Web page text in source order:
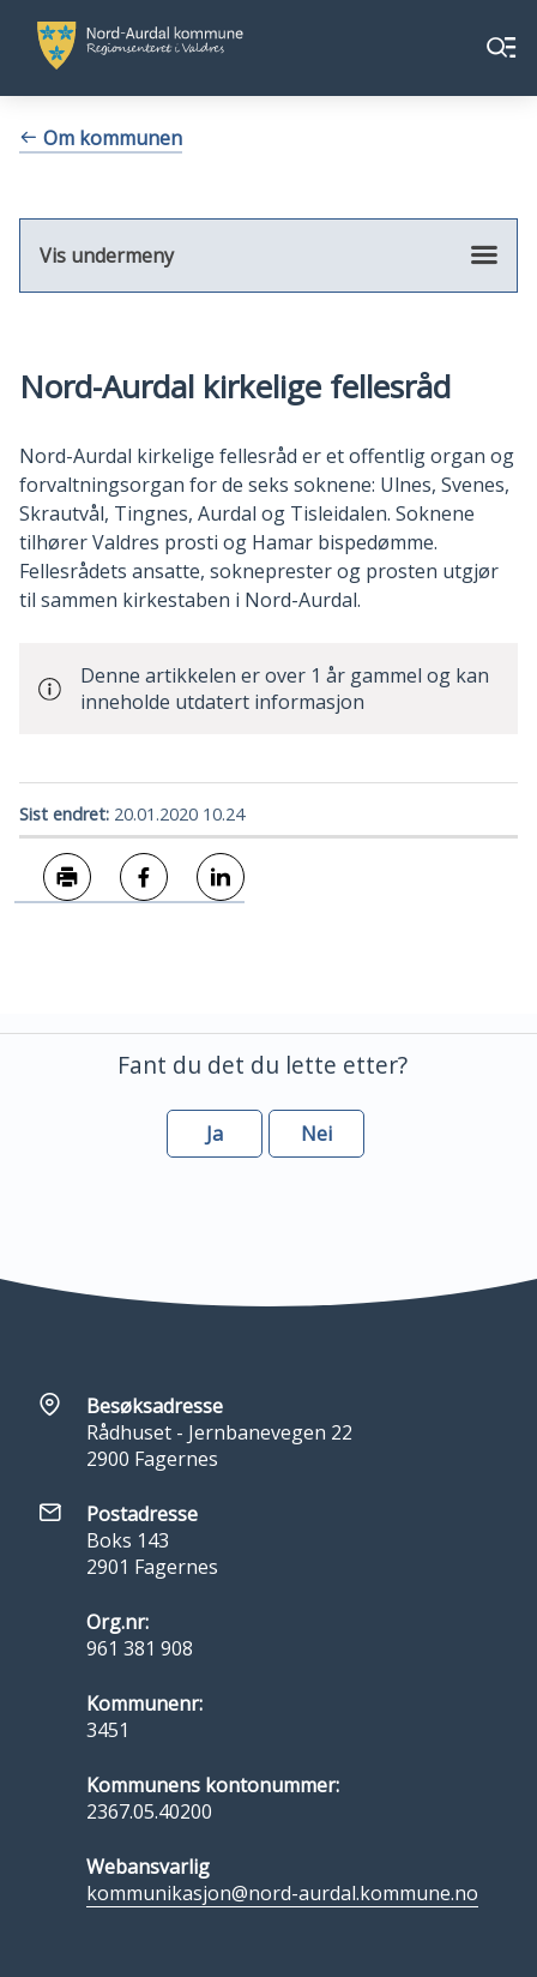
Nord-
Aurdal
kommune
Aurdal
Meny
DuOm kommunen
Vis undermeny
Nord-Aurdal kirkelige fellesråd
Nord-Aurdal kirkelige fellesråd er et offentlig organ og
forvaltningsorgan for de seks soknene: Ulnes, Svenes,
Skrautvål, Tingnes, Aurdal og Tisleidalen. Soknene
tilhører Valdres prosti og Hamar bispedømme.
Fellesrådets ansatte, sokneprester og prosten utgjør
til sammen kirkestaben i Nord-Aurdal.
Denne artikkelen er over 1 år gammel og kan
inneholde utdatert informasjon
Sist endret 20.01.2020 10.24
Fant du det du lette etter?
Ja Nei
Besøksadresse
Rådhuset - Jernbanevegen 22
2900 Fagernes
Postadresse
Boks 143
2901 Fagernes
Org.nr:
961 381 908
Kommunenr:
3451
Kommunens kontonummer:
2367.05.40200
Webansvarlig
kommunikasjon@nord-aurdal.kommune.no